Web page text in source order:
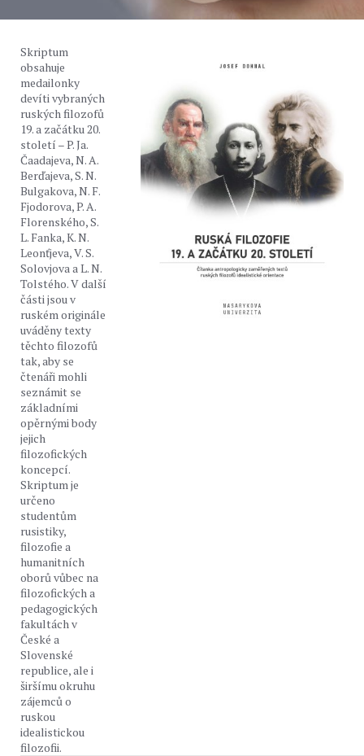
Skriptum
obsahuje
medailonky
devíti vybraných
ruských filozofů
19. a začátku 20.
století – P. Ja.
Čaadajeva, N. A.
Berďajeva, S. N.
Bulgakova, N. F.
Fjodorova, P. A.
Florenského, S.
L. Fanka, K. N.
Leonťjeva, V. S.
Solovjova a L. N.
Tolstého. V další
části jsou v
ruském originále
uváděny texty
těchto filozofů
tak, aby se
čtenáři mohli
seznámit se
základními
opěrnými body
jejich
filozofických
koncepcí.
Skriptum je
určeno
studentům
rusistiky,
filozofie a
humanitních
oborů vůbec na
filozofických a
pedagogických
fakultách v
České a
Slovenské
republice, ale i
širšímu okruhu
zájemců o
ruskou
idealistickou
filozofii.